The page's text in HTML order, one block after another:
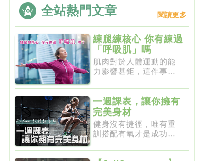
全站熱門文章 閱讀更多
練腿練核心 你有練過
「呼吸肌」嗎
肌肉對於人體運動的能
力影響甚鉅，這件事一
一週課表，讓你擁有
完美身材
健身沒有捷徑，唯有重
訓搭配有氧才是成功的